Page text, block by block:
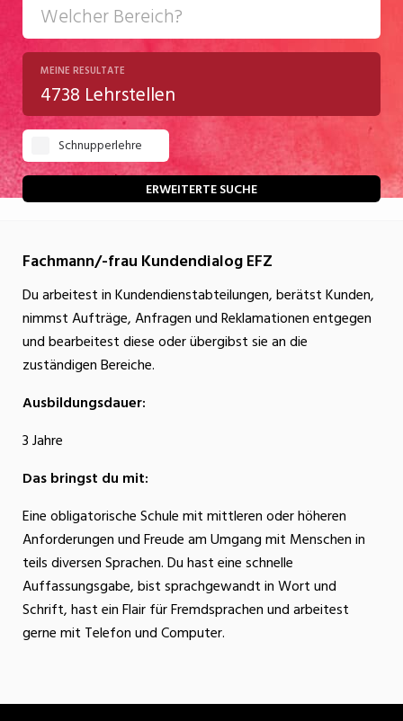
2027
2028
Chemie/Pharma
Gastgewerbe
Gesundheit/Pflege/Soziales
Handwerk/Technik
Kultur
Nahrung
Natur
Verkehr/Logistik
Wirtschaft/Verwaltung
MEINE RESULTATE
4738 Lehrstellen
Schnupperlehre
ERWEITERTE SUCHE
Fachmann/-frau Kundendialog EFZ
Du arbeitest in Kundendienstabteilungen, berätst Kunden,
nimmst Aufträge, Anfragen und Reklamationen entgegen
und bearbeitest diese oder übergibst sie an die
zuständigen Bereiche.
Ausbildungsdauer:
3 Jahre
Das bringst du mit:
Eine obligatorische Schule mit mittleren oder höheren
Anforderungen und Freude am Umgang mit Menschen in
teils diversen Sprachen. Du hast eine schnelle
Auffassungsgabe, bist sprachgewandt in Wort und
Schrift, hast ein Flair für Fremdsprachen und arbeitest
gerne mit Telefon und Computer.